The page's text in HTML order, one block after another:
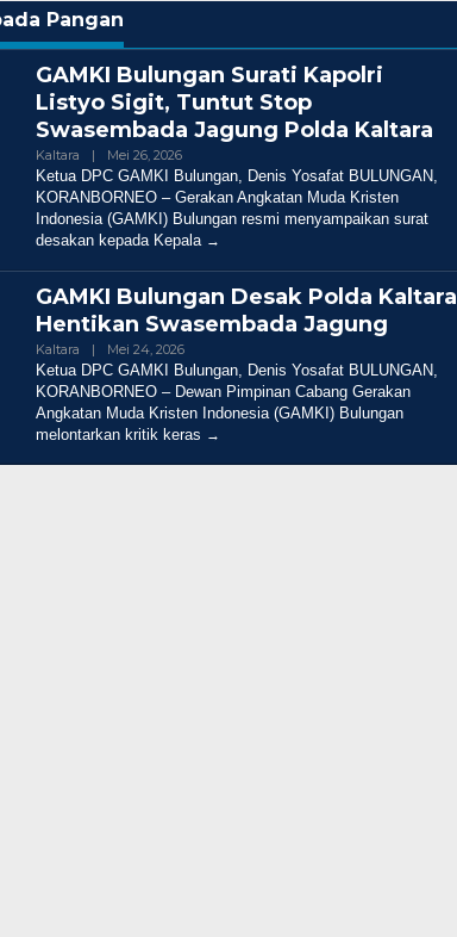
Pangan
GAMKI Bulungan Surati Kapolri
Listyo Sigit, Tuntut Stop
Swasembada Jagung Polda Kaltara
Kaltara | Mei 26, 2026Oleh
Redaksi
Ketua DPC GAMKI Bulungan, Denis Yosafat BULUNGAN,
KORANBORNEO – Gerakan Angkatan Muda Kristen
Indonesia (GAMKI) Bulungan resmi menyampaikan surat
desakan kepada Kepala
GAMKI Bulungan Desak Polda Kaltara
Hentikan Swasembada Jagung
Kaltara | Mei 24, 2026Oleh
Redaksi
Ketua DPC GAMKI Bulungan, Denis Yosafat BULUNGAN,
KORANBORNEO – Dewan Pimpinan Cabang Gerakan
Angkatan Muda Kristen Indonesia (GAMKI) Bulungan
melontarkan kritik keras
Strategi PPP Menangkan Duet
Ganjar dan Gus Yasin
Di Berita, Politik | Februari 19, 2018